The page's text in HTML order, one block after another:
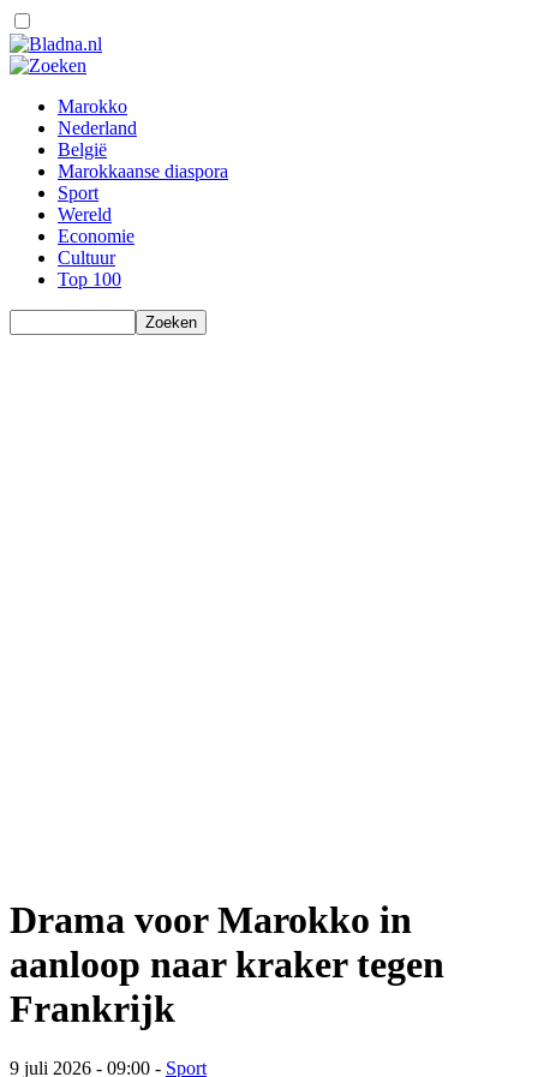
Marokko
Nederland
België
Marokkaanse diaspora
Sport
Wereld
Economie
Cultuur
Top 100
Drama voor Marokko in
aanloop naar kraker tegen
Frankrijk
9 juli 2026 - 09:00 - Sport